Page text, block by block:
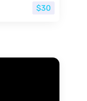
$30